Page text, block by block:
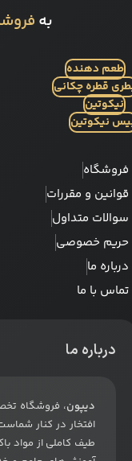
به
طعم دهنده
قطره چکانی
نیکوتین
نیکوتین
فروشگاه
قوانین و مقررات
سوالات متداول
حریم خصوصی
درباره ما
تماس با ما
درباره ما
دیپون، فروشگاه
افتخار در کنار
طیف کاملی از مواد